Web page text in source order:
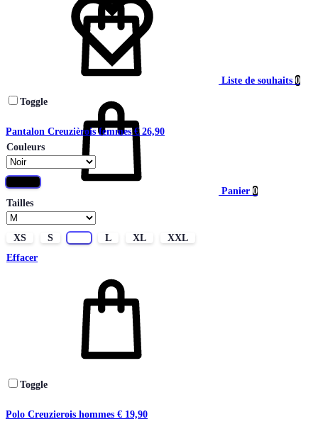
Liste de souhaits 0
Panier 0
Toggle
Pantalon Creuzièrois femmes€26,90
Couleurs
Tailles
XS S L XL
XXL
Effacer
Toggle
Polo Creuzierois hommes € 19,90